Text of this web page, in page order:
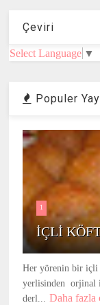
Çeviri
Select Language ▼
Populer
1
İÇLİ
Her yörenin bir içli
yerlisinden orjinal
derl...
Daha fazla